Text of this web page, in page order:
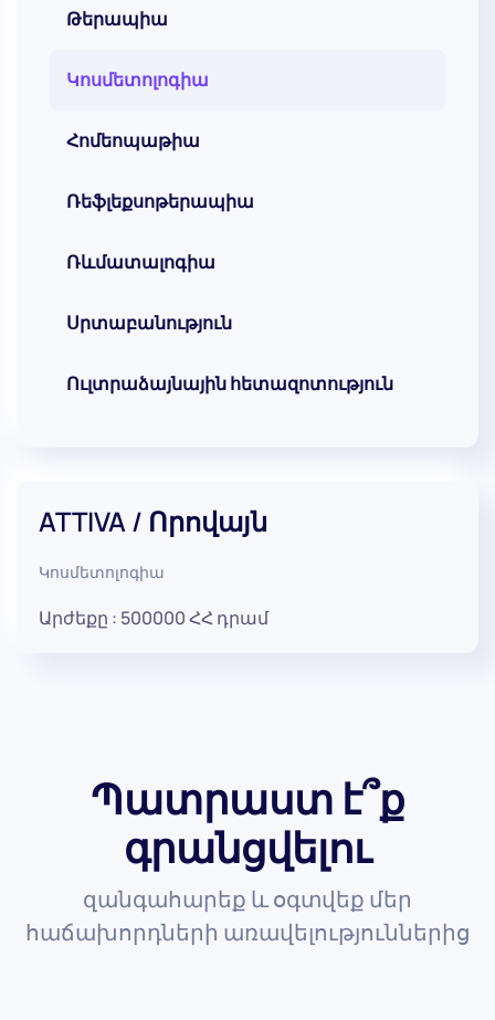
Թերապիա
Կոսմետոլոգիա
Հոմեոպաթիա
Ռեֆլեքսոթերապիա
Ռևմատալոգիա
Սրտաբանություն
Ուլտրաձայնային հետազոտություն
ATTIVA / Որովայն
Կոսմետոլոգիա
Արժեքը : 500000ՀՀ դրամ
Պատրաստ է՞ք
գրանցվելու
զանգահարեք և օգտվեք մեր
հաճախորդների առավելություններից